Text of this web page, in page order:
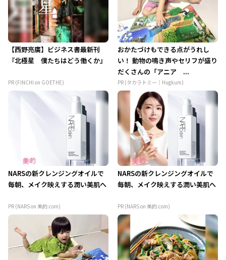
【西野亮廣】ビジネス書最新刊
『北極星 僕たちはどう働くか』
PR (FINCHI on GOETHE)
おかたづけもできる点がうれし
い！ 動物の鳴き声やセリフが盛り
だくさんの「アニア ...
PR (タカラトミー｜Hugkum)
NARSの新クレンジングオイルで
毎朝、メイク映えする潤い美肌へ
PR (NARS on 美的.com)
NARSの新クレンジングオイルで
毎朝、メイク映えする潤い美肌へ
PR (NARS on 美的.com)